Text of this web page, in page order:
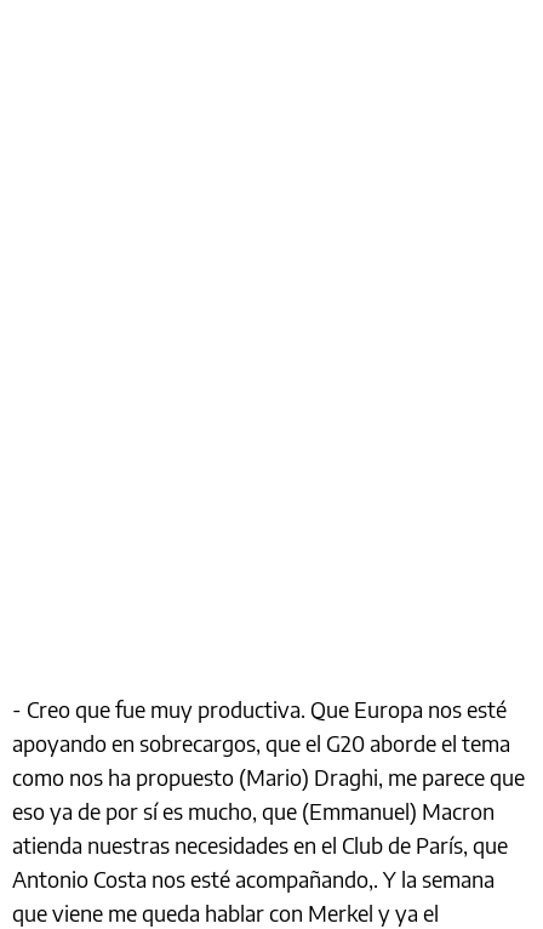
- Creo que fue muy productiva. Que Europa nos esté
apoyando en sobrecargos, que el G20 aborde el tema
como nos ha propuesto (Mario) Draghi, me parece que
eso ya de por sí es mucho, que (Emmanuel) Macron
atienda nuestras necesidades en el Club de París, que
Antonio Costa nos esté acompañando,. Y la semana
que viene me queda hablar con Merkel y ya el